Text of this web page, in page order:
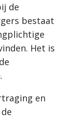
de
bestaat
Het is
en